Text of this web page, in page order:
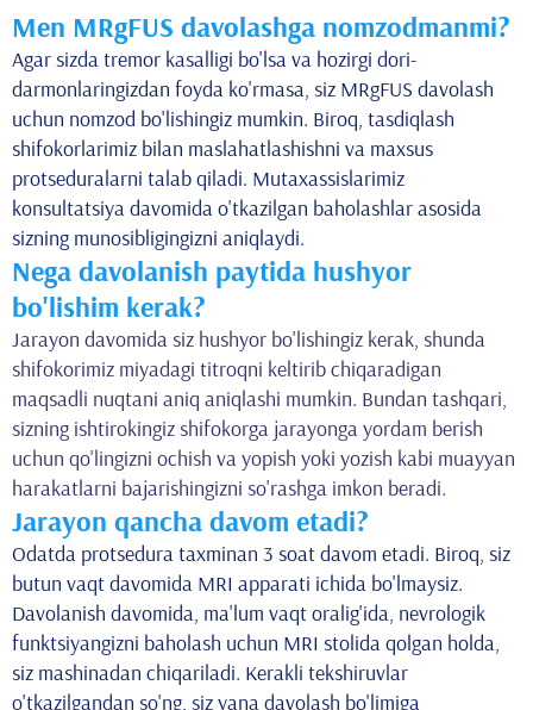
Men MRgFUS davolashga nomzodmanmi?
Agar sizda tremor kasalligi bo'lsa va hozirgi dori-
darmonlaringizdan foyda ko'rmasa, siz MRgFUS davolash
uchun nomzod bo'lishingiz mumkin. Biroq, tasdiqlash
shifokorlarimiz bilan maslahatlashishni va maxsus
protseduralarni talab qiladi. Mutaxassislarimiz
konsultatsiya davomida o'tkazilgan baholashlar asosida
sizning munosibligingizni aniqlaydi.
Nega davolanish paytida hushyor
bo'lishim kerak?
Jarayon davomida siz hushyor bo'lishingiz kerak, shunda
shifokorimiz miyadagi titroqni keltirib chiqaradigan
maqsadli nuqtani aniq aniqlashi mumkin. Bundan tashqari,
sizning ishtirokingiz shifokorga jarayonga yordam berish
uchun qo'lingizni ochish va yopish yoki yozish kabi muayyan
harakatlarni bajarishingizni so'rashga imkon beradi.
Jarayon qancha davom etadi?
Odatda protsedura taxminan 3 soat davom etadi. Biroq, siz
butun vaqt davomida MRI apparati ichida bo'lmaysiz.
Davolanish davomida, ma'lum vaqt oralig'ida, nevrologik
funktsiyangizni baholash uchun MRI stolida qolgan holda,
siz mashinadan chiqariladi. Kerakli tekshiruvlar
o'tkazilgandan so'ng, siz yana davolash bo'limiga